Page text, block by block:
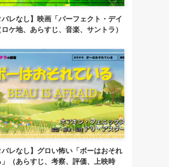
バレなし】映画「パーフェクト・デイ
ケ地、あらすじ、音楽、サントラ）
バレなし】グロい怖い「ボーはおそれ
（あらすじ、考察、評価、上映時